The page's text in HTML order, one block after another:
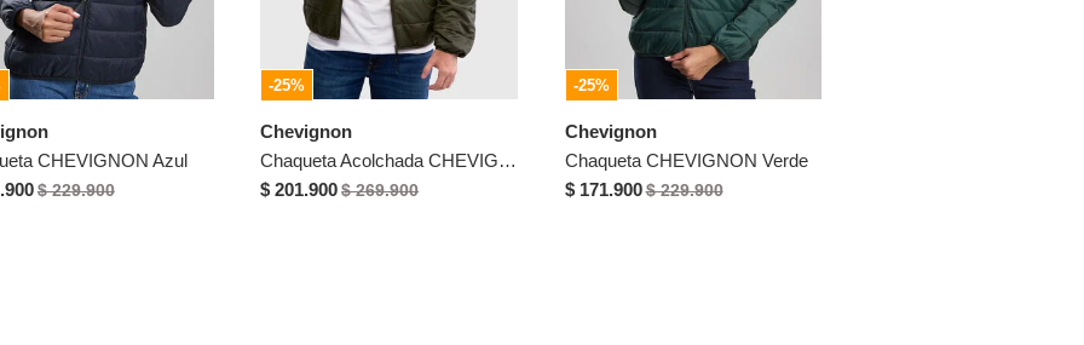
CHEVIGNON Azul
$ 229.900
-25%
Chevignon
Chaqueta Acolchada CHEVIGNON Verde Militar
$ 201.900$ 269.900
-25%
Chevignon
Chaqueta CHEVIGNON Verde
$ 171.900$ 229.900